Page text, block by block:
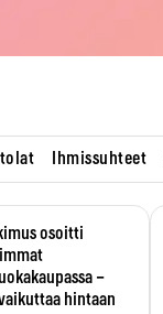
Ihmissuhteet
osoitti
–
hintaan